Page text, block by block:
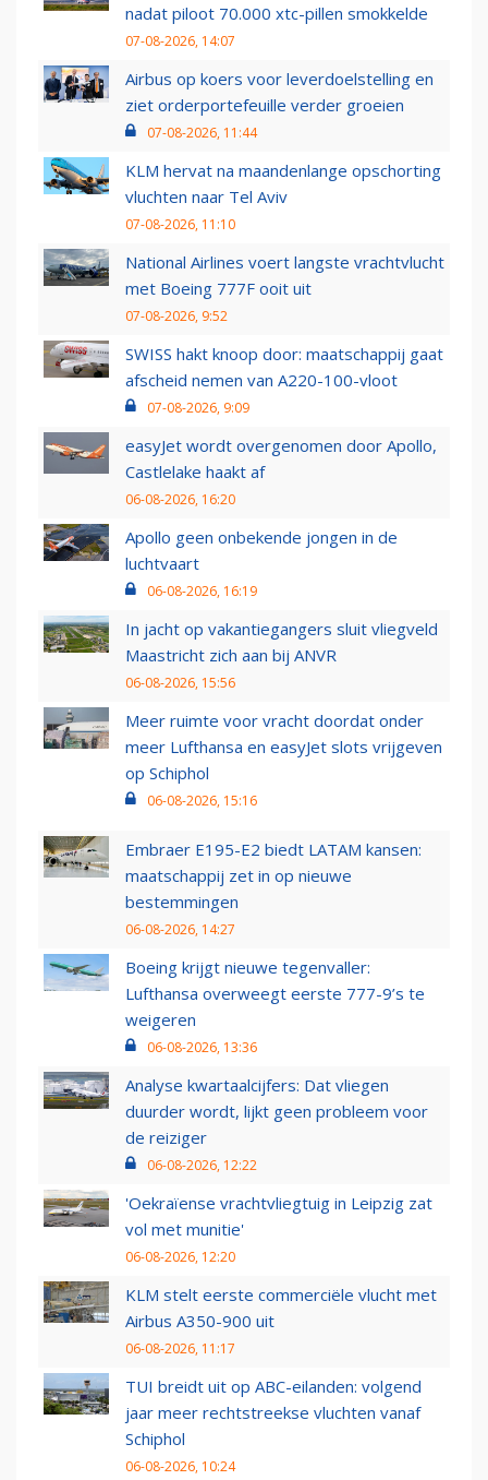
nadat piloot 70.000 xtc-pillen smokkelde
07-08-2026, 14:07
Airbus op koers voor leverdoelstelling en
ziet orderportefeuille verder groeien
07-08-2026, 11:44
KLM hervat na maandenlange opschorting
vluchten naar Tel Aviv
07-08-2026, 11:10
National Airlines voert langste vrachtvlucht
met Boeing 777F ooit uit
07-08-2026, 9:52
SWISS hakt knoop door: maatschappij gaat
afscheid nemen van A220-100-vloot
07-08-2026, 9:09
easyJet wordt overgenomen door Apollo,
Castlelake haakt af
06-08-2026, 16:20
Apollo geen onbekende jongen in de
luchtvaart
06-08-2026, 16:19
In jacht op vakantiegangers sluit vliegveld
Maastricht zich aan bij ANVR
06-08-2026, 15:56
Meer ruimte voor vracht doordat onder
meer Lufthansa en easyJet slots vrijgeven
op Schiphol
06-08-2026, 15:16
Embraer E195-E2 biedt LATAM kansen:
maatschappij zet in op nieuwe
bestemmingen
06-08-2026, 14:27
Boeing krijgt nieuwe tegenvaller:
Lufthansa overweegt eerste 777-9’s te
weigeren
06-08-2026, 13:36
Analyse kwartaalcijfers: Dat vliegen
duurder wordt, lijkt geen probleem voor
de reiziger
06-08-2026, 12:22
'Oekraïense vrachtvliegtuig in Leipzig zat
vol met munitie'
06-08-2026, 12:20
KLM stelt eerste commerciële vlucht met
Airbus A350-900 uit
06-08-2026, 11:17
TUI breidt uit op ABC-eilanden: volgend
jaar meer rechtstreekse vluchten vanaf
Schiphol
06-08-2026, 10:24